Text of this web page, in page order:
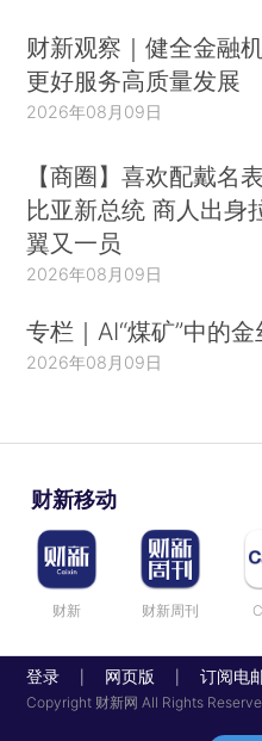
财新观察｜健全金融
更好服务高质量发展
2026年08月09日
【商圈】喜欢配戴名
比亚新总统 商人出身
翼又一员
2026年08月09日
专栏｜AI“煤矿”中的金
2026年08月09日
财新移动
财新 财新周刊
登录 网页版 订阅电
Copyright 财新网 All Rights